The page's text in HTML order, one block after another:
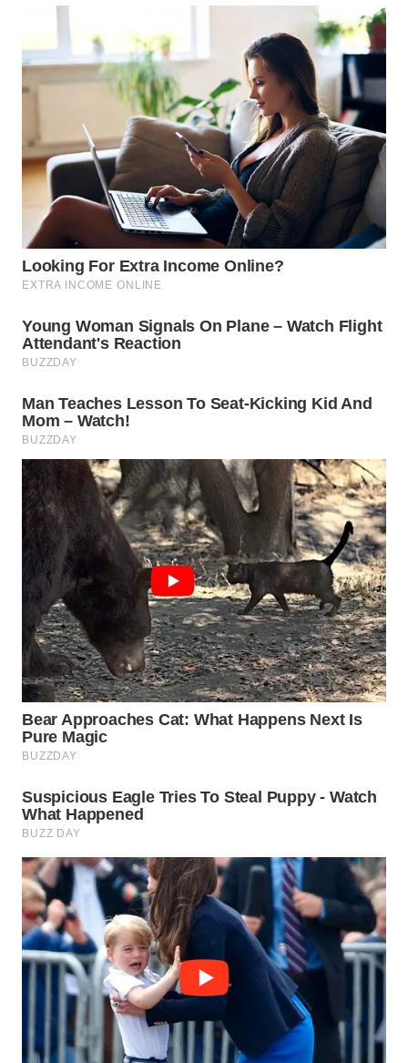
SERDANG
WN
PAKPAK
KARAWANG
WN
WN
BOGOR
WN
DEPOK
WN
TAPANULI
UTARA
WN
SAMOSIR
WN
PADANG
LAWAS
WN
SUMEDANG
WN
CIANJUR
WN
KEPULAUAN
SERIBU
WN
TANGERANG
BINJAI